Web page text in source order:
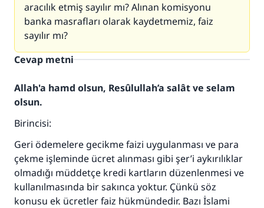
aracılık etmiş sayılır mı? Alınan komisyonu
banka masrafları olarak kaydetmemiz, faiz
sayılır mı?
Cevap metni
Allah'a hamd olsun, Resûlullah’a salât ve selam
olsun.
Birincisi:
Geri ödemelere gecikme faizi uygulanması ve para
çekme işleminde ücret alınması gibi şer’i aykırılıklar
olmadığı müddetçe kredi kartların düzenlenmesi ve
kullanılmasında bir sakınca yoktur. Çünkü söz
konusu ek ücretler faiz hükmündedir. Bazı İslami